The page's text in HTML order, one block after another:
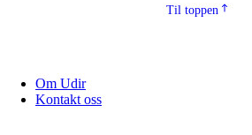
Til toppen
Om Udir
Kontakt oss